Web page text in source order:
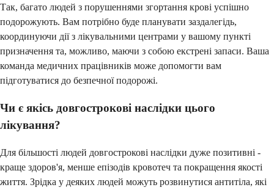
Так, багато людей з порушеннями згортання крові успішно
подорожують. Вам потрібно буде планувати заздалегідь,
координуючи дії з лікувальними центрами у вашому пункті
призначення та, можливо, маючи з собою екстрені запаси. Ваша
команда медичних працівників може допомогти вам
підготуватися до безпечної подорожі.
Чи є якісь довгострокові наслідки цього
лікування?
Для більшості людей довгострокові наслідки дуже позитивні -
краще здоров'я, менше епізодів кровотеч та покращення якості
життя. Зрідка у деяких людей можуть розвинутися антитіла, які